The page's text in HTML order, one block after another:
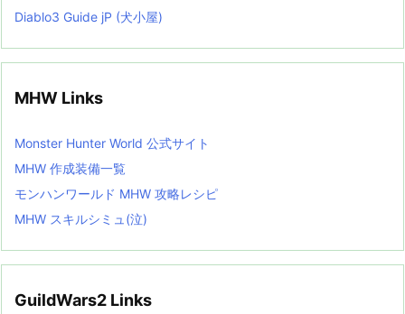
Diablo3 Guide jP (犬小屋)
MHW Links
Monster Hunter World 公式サイト
MHW 作成装備一覧
モンハンワールド MHW 攻略レシピ
MHW スキルシミュ(泣)
GuildWars2 Links